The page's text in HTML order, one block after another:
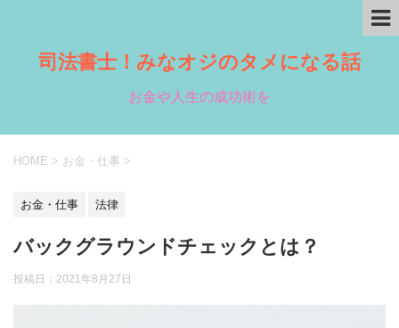
司法書士！みなオジのタメになる話
お金や人生の成功術を
HOME > お金・仕事 >
お金・仕事 法律
バックグラウンドチェックとは？
投稿日： 2021年8月27日